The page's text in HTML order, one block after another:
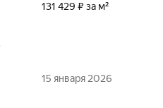
131 429 ₽ за м²
15 января 2026